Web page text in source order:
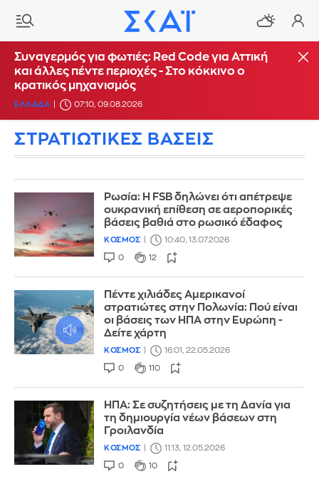
Συναγερμός για φωτιές: Red Code για Αττική
και άλλες πέντε περιοχές - Στο κόκκινο ο
κρατικός μηχανισμός
ΕΛΛΑΔΑ 07:10, 09.08.2026
ΣΤΡΑΤΙΩΤΙΚΕΣ ΒΑΣΕΙΣ
Ρωσία: Η FSB δηλώνει ότι απέτρεψε
ουκρανική επίθεση σε αεροπορικές
βάσεις βαθιά στο ρωσικό έδαφος
ΚΟΣΜΟΣ 10:40, 13.07.2026
0 12
Πέντε χιλιάδες Αμερικανοί
στρατιώτες στην Πολωνία: Πού είναι
οι βάσεις των ΗΠΑ στην Ευρώπη -
Δείτε χάρτη
ΚΟΣΜΟΣ 16:01, 22.05.2026
0 110
ΗΠΑ: Σε συζητήσεις με τη Δανία για
τη δημιουργία νέων βάσεων στη
Γροιλανδία
ΚΟΣΜΟΣ 11:13, 12.05.2026
0 10